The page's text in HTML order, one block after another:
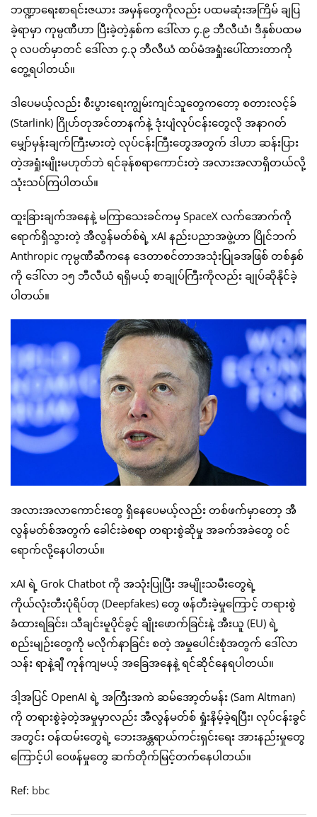
ဘဏ္ဍာရေးစာရင်းဇယား အမှန်တွေကိုလည်း ပထမဆုံးအကြိမ် ချပြ
ခဲ့ရာမှာ ကုမ္ပဏီဟာ ပြီးခဲ့တဲ့နှစ်က ဒေါ်လာ ၄.၉ ဘီလီယံ၊ ဒီနှစ်ပထမ
၃ လပတ်မှာတင် ဒေါ်လာ ၄.၃ ဘီလီယံ ထပ်မံအရှုံးပေါ်ထားတာကို
တွေ့ရပါတယ်။
ဒါပေမယ့်လည်း စီးပွားရေးကျွမ်းကျင်သူတွေကတော့ စတားလင့်ခ်
(Starlink) ဂြိုဟ်တုအင်တာနက်နဲ့ ဒုံးပျံလုပ်ငန်းတွေလို အနာဂတ်
မျှော်မှန်းချက်ကြီးမားတဲ့ လုပ်ငန်းကြီးတွေအတွက် ဒါဟာ ဆန်းပြား
တဲ့အရှုံးမျိုးမဟုတ်ဘဲ ရင်ခုန်စရာကောင်းတဲ့ အလားအလာရှိတယ်လို့
သုံးသပ်ကြပါတယ်။
ထူးခြားချက်အနေနဲ့ မကြာသေးခင်ကမှ SpaceX လက်အောက်ကို
ရောက်ရှိသွားတဲ့ အီလွန်မတ်စ်ရဲ့ xAI နည်းပညာအဖွဲ့ဟာ ပြိုင်ဘက်
Anthropic ကုမ္ပဏီဆီကနေ ဒေတာစင်တာအသုံးပြုခအဖြစ် တစ်နှစ်
ကို ဒေါ်လာ ၁၅ ဘီလီယံ ရရှိမယ့် စာချုပ်ကြီးကိုလည်း ချုပ်ဆိုနိုင်ခဲ့
ပါတယ်။
အလားအလာကောင်းတွေ ရှိနေပေမယ့်လည်း တစ်ဖက်မှာတော့ အီ
လွန်မတ်စ်အတွက် ခေါင်းခဲစရာ တရားစွဲဆိုမှု အခက်အခဲတွေ ဝင်
ရောက်လို့နေပါတယ်။
xAI ရဲ့ Grok Chatbot ကို အသုံးပြုပြီး အမျိုးသမီးတွေရဲ့
ကိုယ်လုံးတီးပုံရိပ်တု (Deepfakes) တွေ ဖန်တီးခဲ့မှုကြောင့် တရားစွဲ
ခံထားရခြင်း၊ သီချင်းမူပိုင်ခွင့် ချိုးဖောက်ခြင်းနဲ့ အီးယူ (EU) ရဲ့
စည်းမျဉ်းတွေကို မလိုက်နာခြင်း စတဲ့ အမှုပေါင်းစုံအတွက် ဒေါ်လာ
သန်း ရာနဲ့ချီ ကုန်ကျမယ့် အခြေအနေနဲ့ ရင်ဆိုင်နေရပါတယ်။
ဒါ့အပြင် OpenAI ရဲ့ အကြီးအကဲ ဆမ်အော့တ်မန်း (Sam Altman)
ကို တရားစွဲခဲ့တဲ့အမှုမှာလည်း အီလွန်မတ်စ် ရှုံးနိမ့်ခဲ့ရပြီး၊ လုပ်ငန်းခွင်
အတွင်း ဝန်ထမ်းတွေရဲ့ ဘေးအန္တရာယ်ကင်းရှင်းရေး အားနည်းမှုတွေ
ကြောင့်ပါ ဝေဖန်မှုတွေ ဆက်တိုက်မြင့်တက်နေပါတယ်။
Ref: bbc